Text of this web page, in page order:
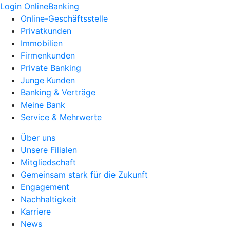
Login OnlineBanking
Online-Geschäftsstelle
Privatkunden
Immobilien
Firmenkunden
Private Banking
Junge Kunden
Banking & Verträge
Meine Bank
Service & Mehrwerte
Über uns
Unsere Filialen
Mitgliedschaft
Gemeinsam stark für die Zukunft
Engagement
Nachhaltigkeit
Karriere
News